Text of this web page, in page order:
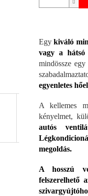
Egykiváló
vagy a hátsó
mindössze
egyenletes
A kellemes
kényelmet,
autós
megoldás.
A hosszú
felszerelhető